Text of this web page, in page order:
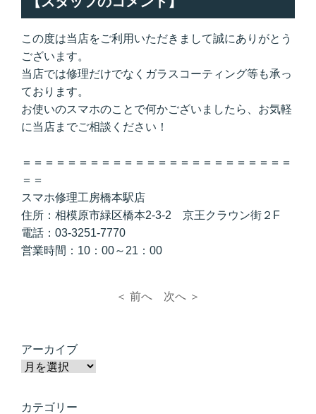
この度は当店をご利用いただきまして誠にありがとう
ございます。
当店では修理だけでなくガラスコーティング等も承っ
ております。
お使いのスマホのことで何かございましたら、お気軽
に当店までご相談ください！
＝＝＝＝＝＝＝＝＝＝＝＝＝＝＝＝＝＝＝＝＝＝＝＝
＝＝
スマホ修理工房橋本駅店
住所：相模原市緑区橋本2-3-2 京王クラウン街２F
電話：03-3251-7770
営業時間：10：00～21：00
＜ 前へ 次へ ＞
アーカイブ
カテゴリー